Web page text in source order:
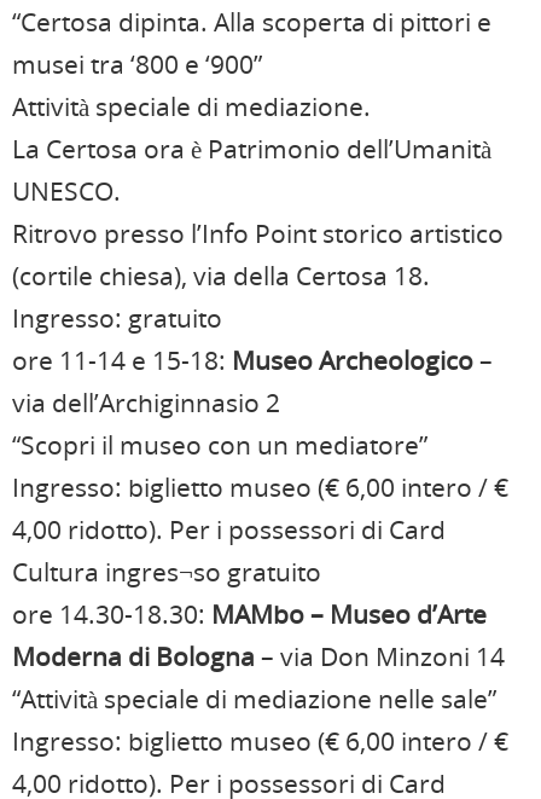
“Certosa dipinta. Alla scoperta di pittori e
musei tra ‘800 e ‘900”
Attività speciale di mediazione.
La Certosa ora è Patrimonio dell’Umanità
UNESCO.
Ritrovo presso l’Info Point storico artistico
(cortile chiesa), via della Certosa 18.
Ingresso: gratuito
ore 11-14 e 15-18: Museo Archeologico–
via dell’Archiginnasio 2
“Scopri il museo con un mediatore”
Ingresso: biglietto museo (€ 6,00 intero / €
4,00 ridotto). Per i possessori di Card
Cultura ingres¬so gratuito
ore 14.30-18.30: MAMbo – Museo d’Arte
Moderna di Bologna – via Don Minzoni 14
“Attività speciale di mediazione nelle sale”
Ingresso: biglietto museo (€ 6,00 intero / €
4,00 ridotto). Per i possessori di Card